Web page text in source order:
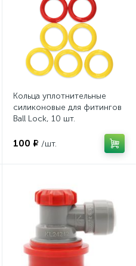
Кольца уплотнительные
силиконовые для фитингов
Ball Lock, 10 шт.
100 ₽ /шт.